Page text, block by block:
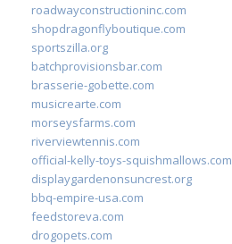
roadwayconstructioninc.com
shopdragonflyboutique.com
sportszilla.org
batchprovisionsbar.com
brasserie-gobette.com
musicrearte.com
morseysfarms.com
riverviewtennis.com
official-kelly-toys-squishmallows.com
displaygardenonsuncrest.org
bbq-empire-usa.com
feedstoreva.com
drogopets.com